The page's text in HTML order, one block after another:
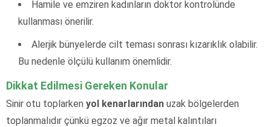
Hamile ve emziren kadınların doktor kontrolünde
kullanması önerilir.
Alerjik bünyelerde cilt teması sonrası kızarıklık olabilir.
Bu nedenle ölçülü kullanım önemlidir.
Dikkat Edilmesi Gereken Konular
Sinir otu toplarken yol kenarlarından uzak bölgelerden
toplanmalıdır çünkü egzoz ve ağır metal kalıntıları